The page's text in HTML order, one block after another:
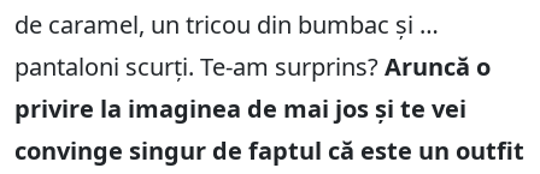
de caramel, un tricou din bumbac și …
pantaloni scurți. Te-am surprins?Aruncă o
privire la imaginea de mai jos și te vei
convinge singur de faptul că este un outfit